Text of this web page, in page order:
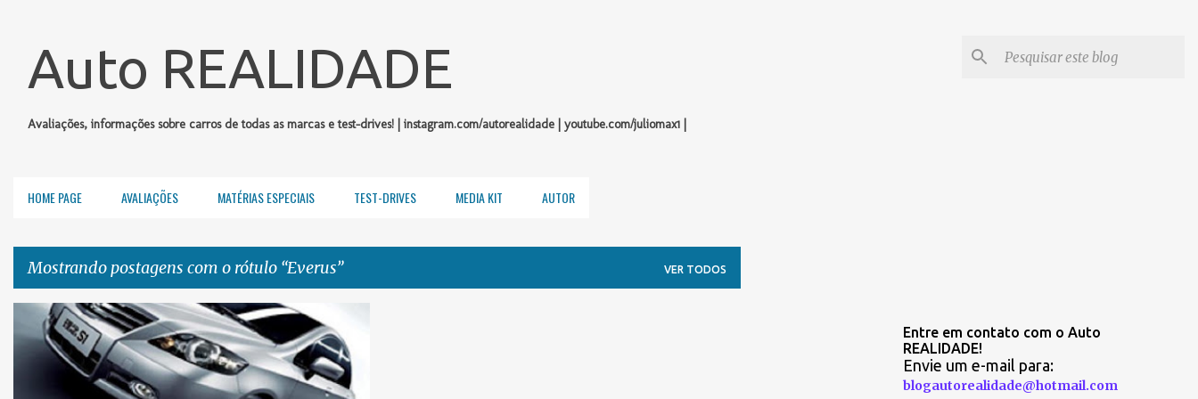
Auto REALIDADE
Avaliações, informações sobre carros de todas as marcas e test-drives! | instagram.com/autorealidade | youtube.com/juliomax1 |
HOME PAGE AVALIAÇÕES MATÉRIAS ESPECIAIS TEST-DRIVES MEDIA KIT AUTOR
Mostrando postagens com o rótulo Everus VER TODOS
P
EVERUS HONDA
Entre em contato com o Auto
REALIDADE!
Envie um e-mail para:
blogautorealidade@hotmail.com